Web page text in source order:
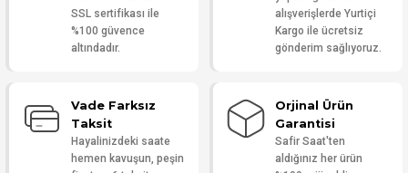
SSL sertifikası ile
%100 güvence
altındadır.
alışverişlerde Yurtiçi
Kargo ile ücretsiz
gönderim sağlıyoruz.
Vade Farksız
Taksit
Hayalinizdeki saate
hemen kavuşun, peşin
Orjinal Ürün
Garantisi
Safir Saat'ten
aldığınız her ürün